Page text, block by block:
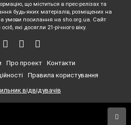
що міститься в прес-релізах та
будь-яких матеріалів, розміщених на
умови посилання на sho.org.ua. Сайт
які досягли 21-річного віку.
Про проект
Контакти
Правила користування